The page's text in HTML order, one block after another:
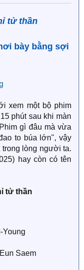
tử thần
bày bằng sợi
xem một bộ phim
phút sau khi màn
gì đâu mà vừa
to búa lớn", vậy
lòng người ta.
hay còn có tên
tử thần
Young
Saem